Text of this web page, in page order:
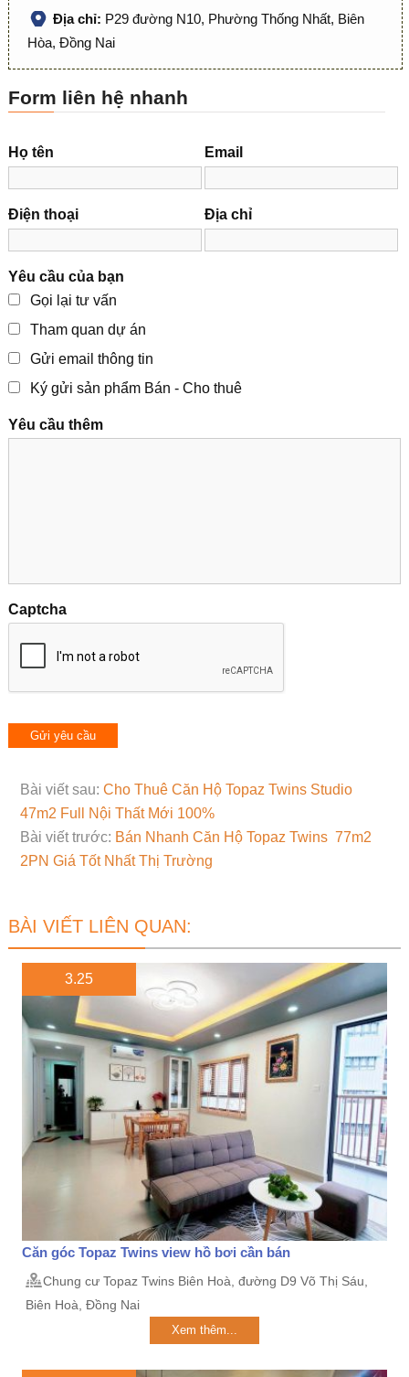
Địa chỉ: P29 đường N10, Phường Thống Nhất, Biên
Hòa, Đồng Nai
Form liên hệ nhanh
Họ tên Email
Điện thoại Địa chỉ
Yêu cầu của bạn
Gọi lại tư vấn
Tham quan dự án
Gửi email thông tin
Ký gửi sản phẩm Bán - Cho thuê
Yêu cầu thêm
Captcha
Bài viết sau: Cho Thuê Căn Hộ Topaz Twins Studio
47m2 Full Nội Thất Mới 100%
Bài viết trước: Bán Nhanh Căn Hộ Topaz Twins 77m2
2PN Giá Tốt Nhất Thị Trường
BÀI VIẾT LIÊN QUAN:
3.25
Căn góc Topaz Twins view hồ bơi cần bán
Chung cư Topaz Twins Biên Hoà, đường D9 Võ Thị Sáu,
Biên Hoà, Đồng Nai
Xem thêm...